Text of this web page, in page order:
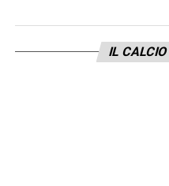
Sampdoria,
competitiva
IL